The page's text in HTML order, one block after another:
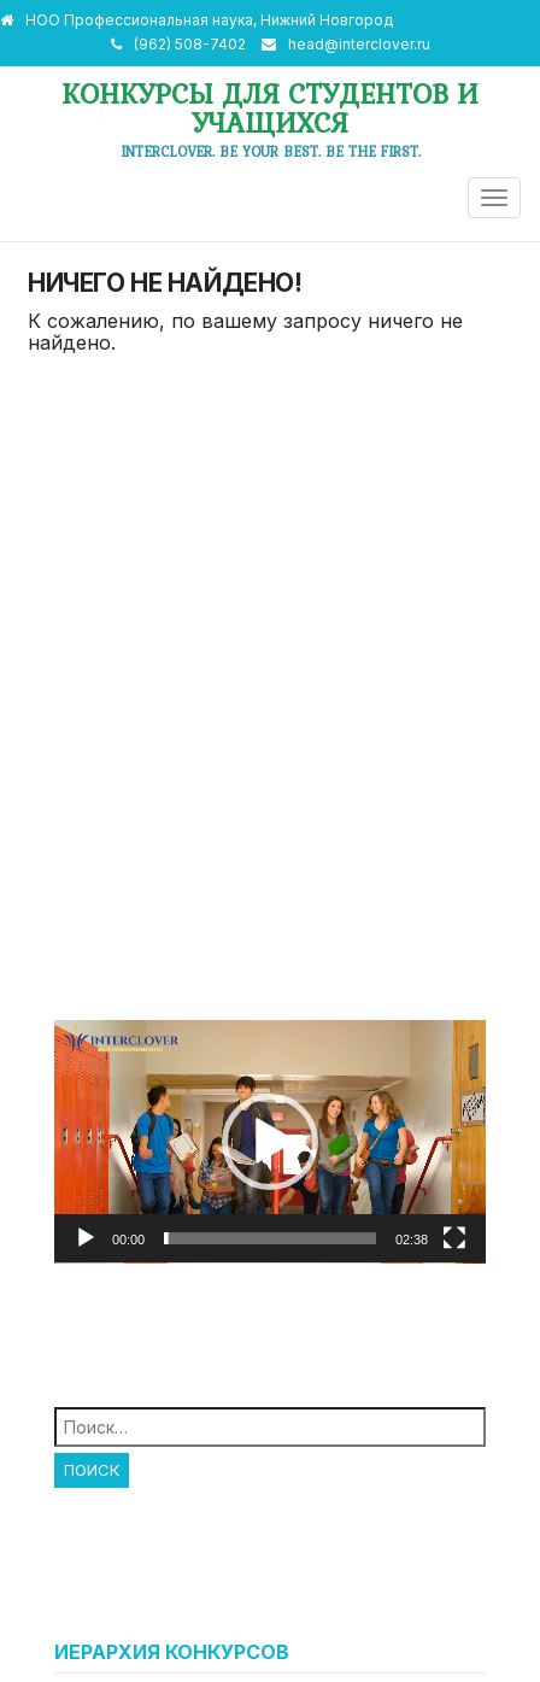
НОО Профессиональная наука, Нижний Новгород
(962) 508-7402
head@interclover.ru
КОНКУРСЫ ДЛЯ СТУДЕНТОВ И
УЧАЩИХСЯ
INTERCLOVER. BE YOUR BEST. BE THE FIRST.
НИЧЕГО НЕ НАЙДЕНО!
К сожалению, по вашему запросу ничего не
найдено.
Видеоплеер
00:00 02:38
Найти:
ИЕРАРХИЯ КОНКУРСОВ